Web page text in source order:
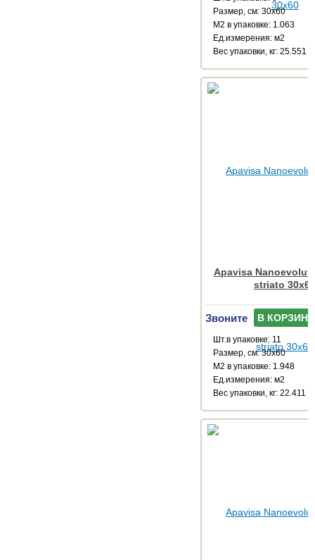
Размер, см: 30x60
М2 в упаковке: 1.063
Ед.измерения: м2
Веc упаковки, кг: 25.551
Apavisa
striato 30x60
Звоните В КОРЗИНУ
Шт.в упаковке: 11
Размер, см: 30x60
М2 в упаковке: 1.948
Ед.измерения: м2
Веc упаковки, кг: 22.411